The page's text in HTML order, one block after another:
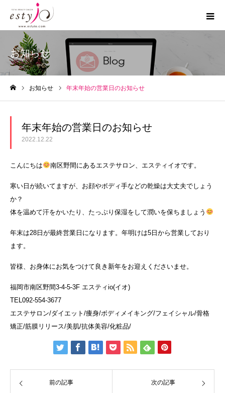
お知らせ
お知らせ 年末年始の営業日のお知らせ
年末年始の営業日のお知らせ
2022.12.22
こんにちは 南区野間にあるエステサロン、エスティイオです。
寒い日が続いてますが、お顔やボディ手などの乾燥は大丈夫でしょう
か？
体を温めて汗をかいたり、たっぷり保湿をして潤いを保ちましょう
年末は28日が最終営業日になります。年明けは5日から営業しており
ます。
皆様、お身体にお気をつけて良き新年をお迎えくださいませ。
福岡市南区野間3-4-5-3F エスティio(イオ)
TEL092-554-3677
エステサロン/ダイエット/痩身/ボディメイキング/フェイシャル/骨格
矯正/筋膜リリース/美肌/抗体美容/化粧品/
前の記事 次の記事